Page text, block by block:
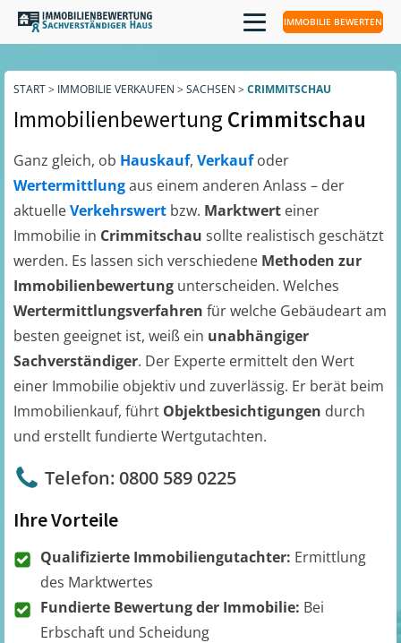
IMMOBILIE BEWERTEN
START> IMMOBILIE VERKAUFEN > SACHSEN > CRIMMITSCHAU
ImmobilienbewertungCrimmitschau
Ganz gleich, ob Hauskauf, Verkaufoder
Wertermittlungaus einem anderen Anlass – der
aktuelleVerkehrswert bzw. Marktwert einer
Immobilie in Crimmitschau sollte realistisch geschätzt
werden. Es lassen sich verschiedene Methoden zur
Immobilienbewertung unterscheiden. Welches
Wertermittlungsverfahren für welche Gebäudeart am
besten geeignet ist, weiß ein unabhängiger
Sachverständiger. Der Experte ermittelt den Wert
einer Immobilie objektiv und zuverlässig. Er berät beim
Immobilienkauf, führt Objektbesichtigungen durch
und erstellt fundierte Wertgutachten.
Telefon: 0800 589 0225
Ihre Vorteile
Qualifizierte Immobiliengutachter: Ermittlung
des Marktwertes
Fundierte Bewertung der Immobilie: Bei
Erbschaft und Scheidung